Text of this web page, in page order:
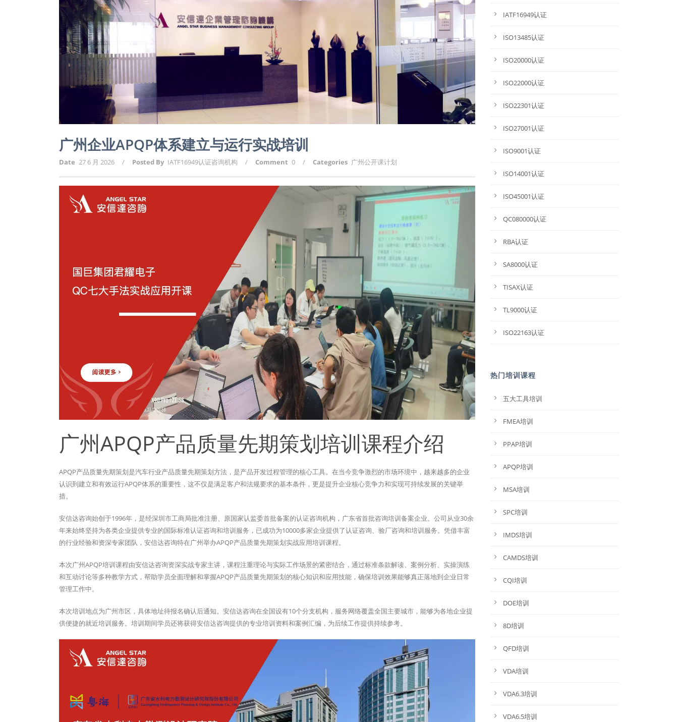
广州企业APQP体系建立与运行实战培训
Date 27 6 月 2026 / Posted By IATF16949认证咨询机构 / Comment 0 / Categories 广州公开课计划
广州APQP产品质量先期策划培训课程介绍
APQP产品质量先期策划是汽车行业产品质量先期策划方法，是产品开发过程管理的核心工具。在当今竞争激烈的市场环境中，越来越多的企业
认识到建立和有效运行APQP体系的重要性，这不仅是满足客户和法规要求的基本条件，更是提升企业核心竞争力和实现可持续发展的关键举
措。
安信达咨询始创于1996年，是经深圳市工商局批准注册、原国家认监委首批备案的认证咨询机构，广东省首批咨询培训备案企业。公司从业30余
年来始终坚持为各类企业提供专业的国际标准认证咨询和培训服务，已成功为10000多家企业提供了认证咨询、验厂咨询和培训服务。凭借丰富
的行业经验和资深专家团队，安信达咨询特在广州举办APQP产品质量先期策划实战应用培训课程。
本次广州APQP培训课程由安信达咨询资深实战专家主讲，课程注重理论与实际工作场景的紧密结合，通过标准条款解读、案例分析、实操演练
和互动讨论等多种教学方式，帮助学员全面理解和掌握APQP产品质量先期策划的核心知识和应用技能，确保培训效果能够真正落地到企业日常
管理工作中。
本次培训地点为广州市区，具体地址待报名确认后通知。安信达咨询在全国设有10个分支机构，服务网络覆盖全国主要城市，能够为各地企业提
供便捷的就近培训服务。培训期间学员还将获得安信达咨询提供的专业培训资料和案例汇编，为后续工作提供持续参考。
IATF16949认证
ISO13485认证
ISO20000认证
ISO22000认证
ISO22301认证
ISO27001认证
ISO9001认证
ISO14001认证
ISO45001认证
QC080000认证
RBA认证
SA8000认证
TISAX认证
TL9000认证
ISO22163认证
热门培训课程
五大工具培训
FMEA培训
PPAP培训
APQP培训
MSA培训
SPC培训
IMDS培训
CAMDS培训
CQI培训
DOE培训
8D培训
QFD培训
VDA培训
VDA6.3培训
VDA6.5培训